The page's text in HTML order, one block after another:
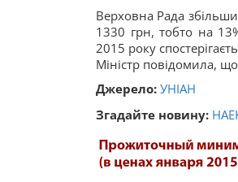
Верховна Рада
1330 грн, тобто на
2015 року
Міністр повідомила,
Джерело: УНІАН
Згадайте новину: